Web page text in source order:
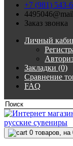
+7 (981) 543-
Заказ звонка
Личный
Закладки (0)
Сравнение
FAQ
0 товаров, на